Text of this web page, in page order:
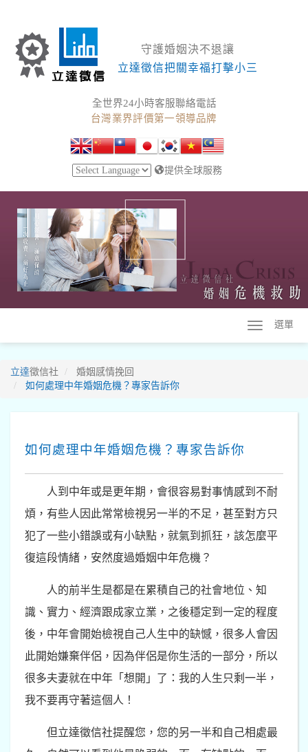
守護婚姻決不退讓
立達徵信把關幸福打擊小三
全世界24小時客服聯絡電話
台灣業界評價第一領導品牌
提供全球服務
選單
立達徵信社
婚姻感情挽回
如何處理中年婚姻危機？專家告訴你
如何處理中年婚姻危機？專家告訴你
人到中年或是更年期，會很容易對事情感到不耐
煩，有些人因此常常檢視另一半的不足，甚至對方只
犯了一些小錯誤或有小缺點，就氣到抓狂，該怎麼平
復這段情緒，安然度過婚姻中年危機？
人的前半生是都是在累積自己的社會地位、知
識、實力、經濟跟成家立業，之後穩定到一定的程度
後，中年會開始檢視自己人生中的缺憾，很多人會因
此開始嫌棄伴侶，因為伴侶是你生活的一部分，所以
很多夫妻就在中年「想開」了：我的人生只剩一半，
我不要再守著這個人！
但立達徵信社提醒您，您的另一半和自己相處最